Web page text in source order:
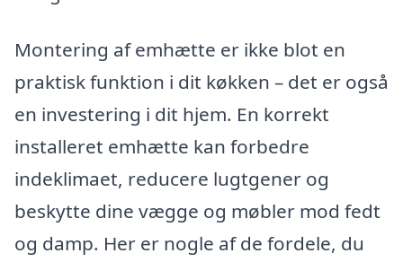
Montering af emhætte er ikke blot en
praktisk funktion i dit køkken – det er også
en investering i dit hjem. En korrekt
installeret emhætte kan forbedre
indeklimaet, reducere lugtgener og
beskytte dine vægge og møbler mod fedt
og damp. Her er nogle af de fordele, du